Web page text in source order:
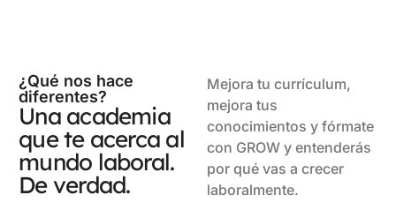
¿Qué nos hace
diferentes?
Una academia
que te acerca al
mundo laboral.
De verdad.
Mejora tu currículum,
mejora tus
conocimientos y fórmate
con GROW y entenderás
por qué vas a crecer
laboralmente.
5
6
7
8
1
2
3
4
3
4
7
8
9
0
1
2
3
4
5
6
1
2
3
6
6
7
8
9